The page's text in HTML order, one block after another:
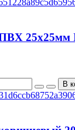
ПВХ